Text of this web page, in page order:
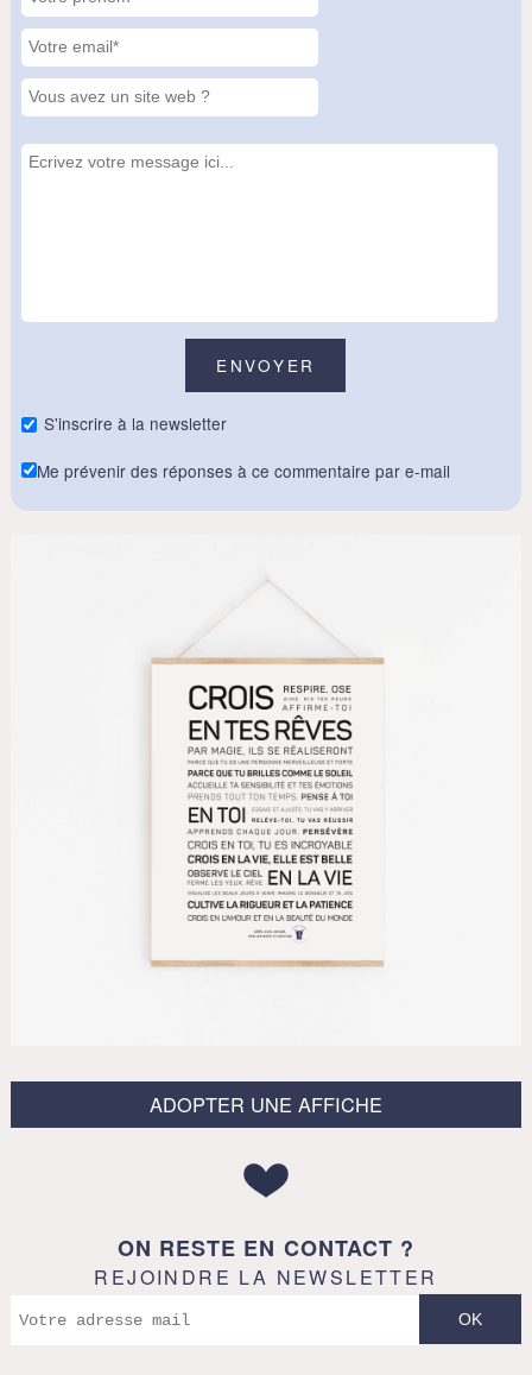
S'inscrire à la newsletter
Me prévenir des réponses à ce commentaire par e-mail
ADOPTER UNE AFFICHE
ON RESTE EN CONTACT ?
REJOINDRE LA NEWSLETTER